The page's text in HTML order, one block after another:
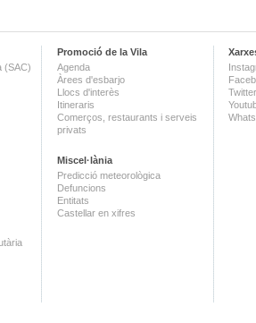
(SAC)
Promoció de la Vila
Agenda
Àrees d'esbarjo
Llocs d'interès
Itineraris
Comerços, restaurants i serveis
privats
Miscel·lània
Predicció meteorològica
Defuncions
Entitats
Castellar en xifres
Twitter